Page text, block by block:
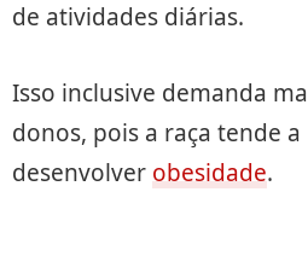
de atividades diárias.
Isso inclusive demanda
donos, pois a raça tende a
desenvolverobesidade.